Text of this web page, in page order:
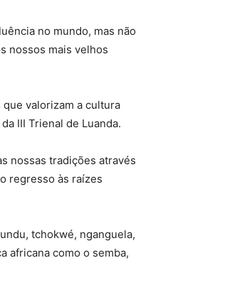
no mundo, mas não
nossos mais velhos
valorizam a cultura
III Trienal de Luanda.
nossas tradições através
regresso às raízes
tchokwé, nganguela,
africana como o semba,